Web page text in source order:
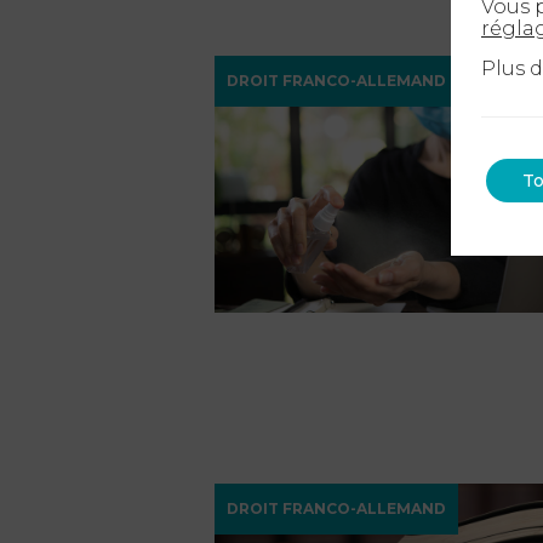
DROIT FRANCO-ALLEMAND
DROIT FRANCO-ALLEMAND
Vous
Plus